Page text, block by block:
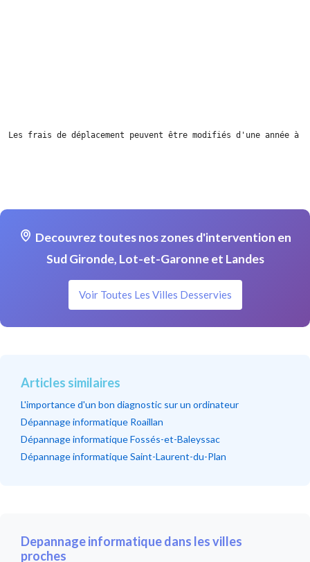
Les frais de déplacement peuvent être modifiés d'une année à
Decouvrez toutes nos zones d'intervention en
Sud Gironde, Lot-et-Garonne et Landes
Voir Toutes Les Villes Desservies
Articles similaires
L'importance d'un bon diagnostic sur un ordinateur
Dépannage informatique Roaillan
Dépannage informatique Fossés-et-Baleyssac
Dépannage informatique Saint-Laurent-du-Plan
Depannage informatique dans les villes
proches